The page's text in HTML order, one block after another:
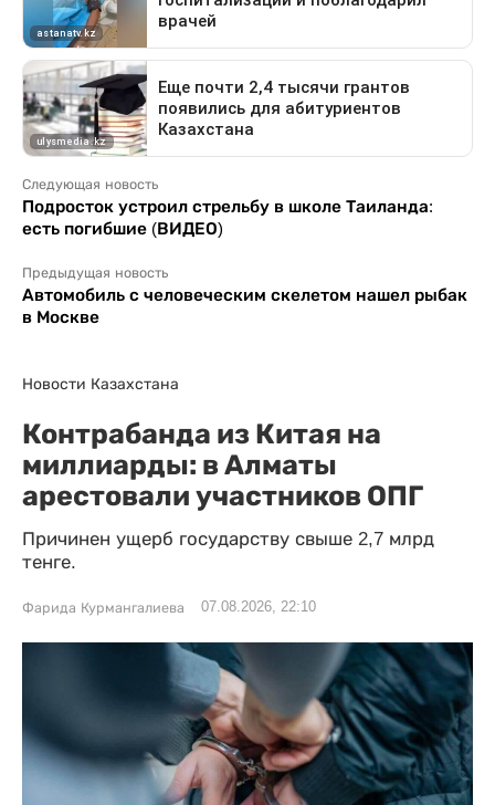
Следующая новость
Подросток устроил стрельбу в школе Таиланда:
есть погибшие (ВИДЕО)
Предыдущая новость
Автомобиль с человеческим скелетом нашел рыбак
в Москве
Новости Казахстана
Контрабанда из Китая на
миллиарды: в Алматы
арестовали участников ОПГ
Причинен ущерб государству свыше 2,7 млрд
тенге.
Фарида Курмангалиева 07.08.2026, 22:10